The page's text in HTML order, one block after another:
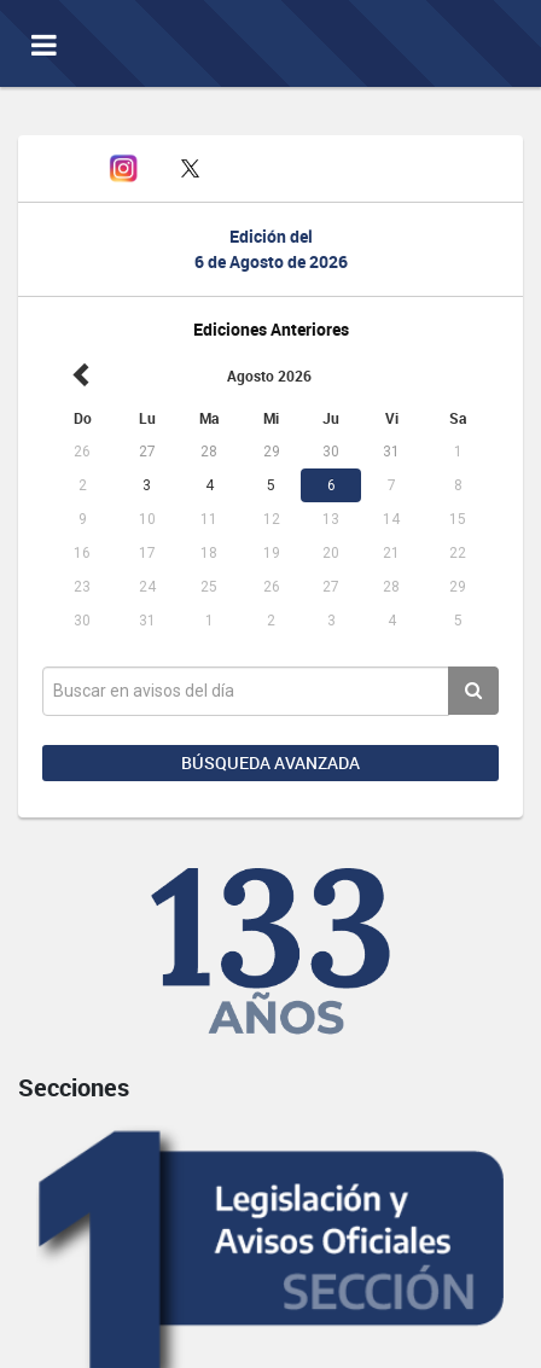
Toggle
navigation
Edición del
6 de Agosto de 2026
Ediciones Anteriores
Agosto 2026
Do Lu Ma Mi Ju Vi Sa
26 27 28 29 30 31
1
2
3 4 5 6 7
8
9
10 11 12 13 14
15
16
17 18 19 20 21
22
23
24 25 26 27 28
29
30
31 1 2 3 4 5
BÚSQUEDA AVANZADA
Secciones